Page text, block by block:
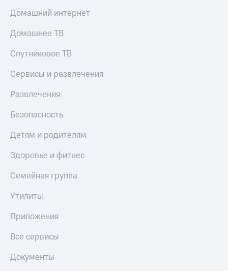
Домашний интернет
Домашнее ТВ
Спутниковое ТВ
Сервисы и развлечения
Развлечения
Безопасность
Детям и родителям
Здоровье и фитнес
Семейная группа
Утилиты
Приложения
Все сервисы
Документы